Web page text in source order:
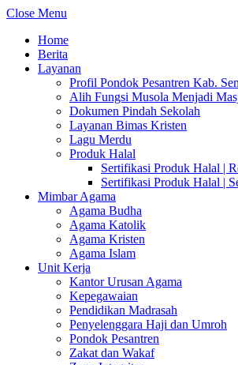
Close Menu
Home
Berita
Layanan
Profil Pondok Pesantren Kab.
Alih Fungsi Musola Menjadi
Dokumen Pindah Sekolah
Layanan Bimas Kristen
Lagu Merdu
Produk Halal
Sertifikasi Produk Halal |
Sertifikasi Produk Halal |
Mimbar Agama
Agama Budha
Agama Katolik
Agama Kristen
Agama Islam
Unit Kerja
Kantor Urusan Agama
Kepegawaian
Pendidikan Madrasah
Penyelenggara Haji dan Umroh
Pondok Pesantren
Zakat dan Wakaf